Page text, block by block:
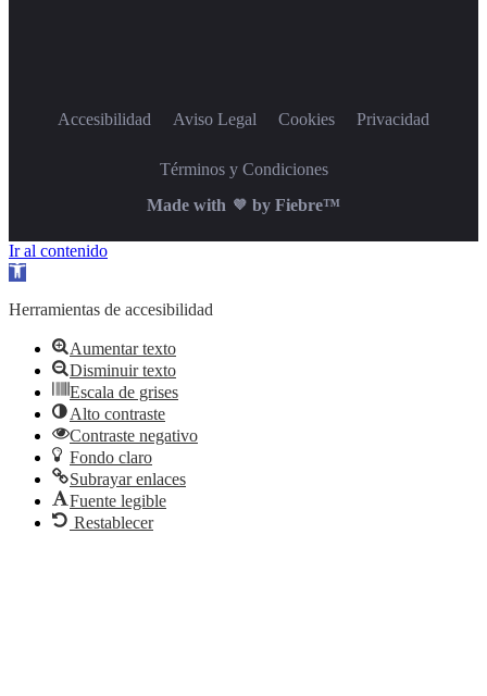
Accesibilidad Aviso Legal Cookies Privacidad
Términos y Condiciones
Made with 💜 by Fiebre™
Ir al contenido
Abrir barra de herramientas
Herramientas de accesibilidad
Aumentar texto
Disminuir texto
Escala de grises
Alto contraste
Contraste negativo
Fondo claro
Subrayar enlaces
Fuente legible
Restablecer